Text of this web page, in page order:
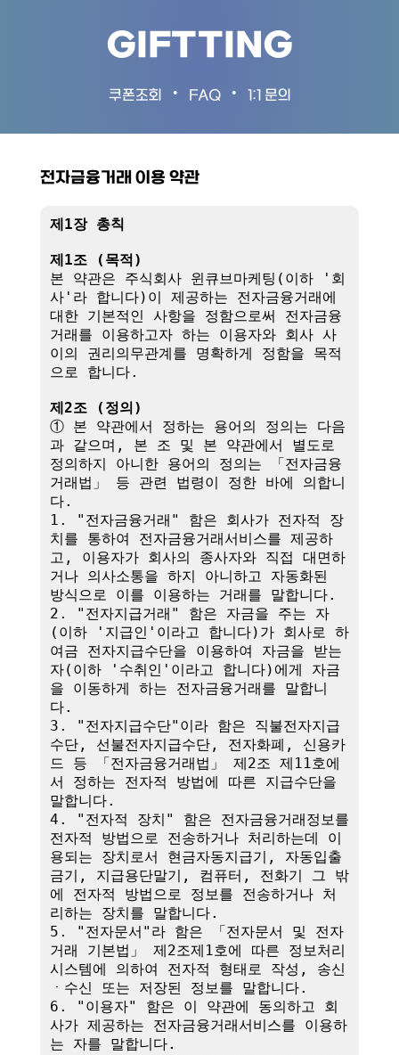
GIFTTING
쿠폰조회 • FAQ • 1:1 문의
전자금융거래 이용 약관
제1장 총칙
제1조 (목적)
본 약관은 주식회사 윈큐브마케팅(이하 '회
사'라 합니다)이 제공하는 전자금융거래에
대한 기본적인 사항을 정함으로써 전자금융
거래를 이용하고자 하는 이용자와 회사 사
이의 권리의무관계를 명확하게 정함을 목적
으로 합니다.
제2조 (정의)
① 본 약관에서 정하는 용어의 정의는 다음
과 같으며, 본 조 및 본 약관에서 별도로
정의하지 아니한 용어의 정의는 「전자금융
거래법」 등 관련 법령이 정한 바에 의합니
다.
1. "전자금융거래" 함은 회사가 전자적 장
치를 통하여 전자금융거래서비스를 제공하
고, 이용자가 회사의 종사자와 직접 대면하
거나 의사소통을 하지 아니하고 자동화된
방식으로 이를 이용하는 거래를 말합니다.
2. "전자지급거래" 함은 자금을 주는 자
(이하 '지급인'이라고 합니다)가 회사로 하
여금 전자지급수단을 이용하여 자금을 받는
자(이하 '수취인'이라고 합니다)에게 자금
을 이동하게 하는 전자금융거래를 말합니
다.
3. "전자지급수단"이라 함은 직불전자지급
수단, 선불전자지급수단, 전자화폐, 신용카
드 등 「전자금융거래법」 제2조 제11호에
서 정하는 전자적 방법에 따른 지급수단을
말합니다.
4. "전자적 장치" 함은 전자금융거래정보를
전자적 방법으로 전송하거나 처리하는데 이
용되는 장치로서 현금자동지급기, 자동입출
금기, 지급용단말기, 컴퓨터, 전화기 그 밖
에 전자적 방법으로 정보를 전송하거나 처
리하는 장치를 말합니다.
5. "전자문서"라 함은 「전자문서 및 전자
거래 기본법」 제2조제1호에 따른 정보처리
시스템에 의하여 전자적 형태로 작성, 송신
ㆍ수신 또는 저장된 정보를 말합니다.
6. "이용자" 함은 이 약관에 동의하고 회
사가 제공하는 전자금융거래서비스를 이용하
는 자를 말합니다.